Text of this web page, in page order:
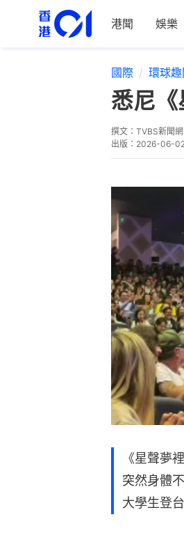
港聞 娛樂
國際 環球趣
悉尼
撰文： TVBS新聞網
出版： 2026-06-
《星聲夢
突然身體
大學生登